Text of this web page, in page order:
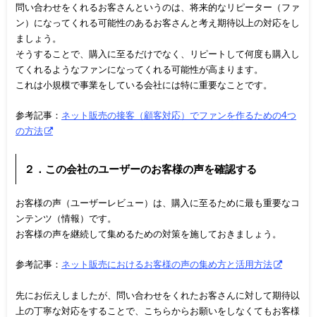
問い合わせをくれるお客さんというのは、将来的なリピーター（ファ
ン）になってくれる可能性のあるお客さんと考え期待以上の対応をし
ましょう。
そうすることで、購入に至るだけでなく、リピートして何度も購入し
てくれるようなファンになってくれる可能性が高まります。
これは小規模で事業をしている会社には特に重要なことです。
参考記事： ネット販売の接客（顧客対応）でファンを作るための4つ
の方法
２．この会社のユーザーのお客様の声を確認する
お客様の声（ユーザーレビュー）は、購入に至るために最も重要なコ
ンテンツ（情報）です。
お客様の声を継続して集めるための対策を施しておきましょう。
参考記事： ネット販売におけるお客様の声の集め方と活用方法
先にお伝えしましたが、問い合わせをくれたお客さんに対して期待以
上の丁寧な対応をすることで、こちらからお願いをしなくてもお客様